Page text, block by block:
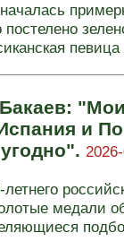
постелено
и
медали